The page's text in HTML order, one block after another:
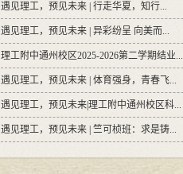
遇见理工，预见未来 | 行走华夏，知行...
遇见理工，预见未来 | 异彩纷呈 向美而...
理工附中通州校区2025-2026第二学期结业...
遇见理工，预见未来 | 体育强身，青春飞...
遇见理工，预见未来|理工附中通州校区科...
遇见理工，预见未来 | 竺可桢班：求是铸...